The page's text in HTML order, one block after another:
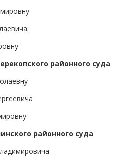
районного суда
районного суда